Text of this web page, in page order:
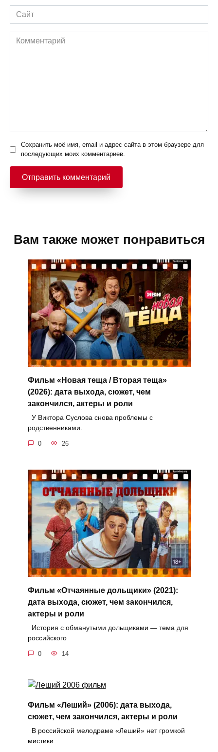
Сайт
Комментарий
Сохранить моё имя, email и адрес сайта в этом браузере для
последующих моих комментариев.
Вам также может понравиться
Фильм «Новая теща / Вторая теща»
(2026): дата выхода, сюжет, чем
закончился, актеры и роли
У Виктора Суслова снова проблемы с
родственниками.
0 26
Фильм «Отчаянные дольщики» (2021):
дата выхода, сюжет, чем закончился,
актеры и роли
История с обманутыми дольщиками — тема для
российского
0 14
Фильм «Леший» (2006): дата выхода,
сюжет, чем закончился, актеры и роли
В российской мелодраме «Леший» нет громкой
мистики